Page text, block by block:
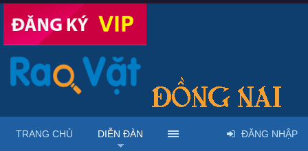
TRANG CHỦ DIỄN ĐÀN ĐĂNG NHẬP